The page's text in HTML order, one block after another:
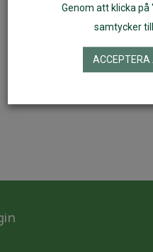
Genom att klicka
samtycker
ACCEPTERA